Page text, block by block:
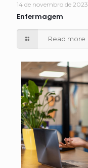
14 de novembro de 2023
Enfermagem
Read more